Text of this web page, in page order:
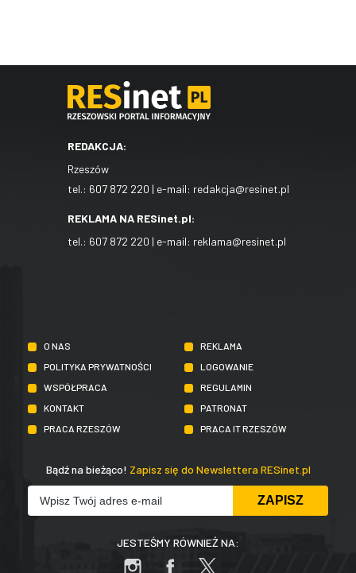
REDAKCJA:
Rzeszów
tel.: 607 872 220 | e-mail: redakcja@resinet.pl
REKLAMA NA RESinet.pl:
tel.: 607 872 220 | e-mail: reklama@resinet.pl
O NAS
REKLAMA
POLITYKA PRYWATNOŚCI
LOGOWANIE
WSPÓŁPRACA
REGULAMIN
KONTAKT
PATRONAT
PRACA RZESZÓW
PRACA IT RZESZÓW
Bądź na bieżąco! Zapisz się do Newslettera RESinet.pl
JESTEŚMY RÓWNIEŻ NA: